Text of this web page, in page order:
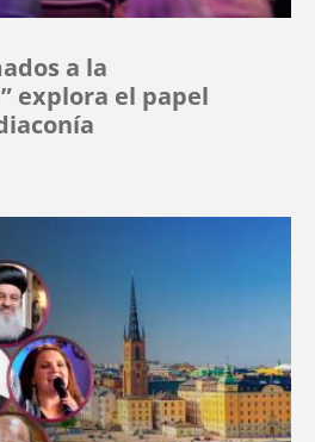
a la
explora el papel